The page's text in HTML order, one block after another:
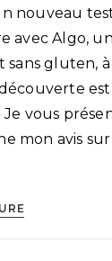
nouveau
avec Algo,
sans gluten, à
vous
mon avis